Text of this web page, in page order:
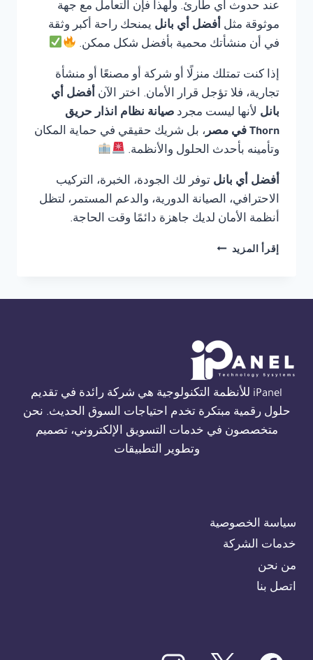
عند حدوث أي طارئ. ولهذا فإن التعامل مع جهة
موثوقة مثل أفضل أي بانل يمنحك راحة أكبر وثقة
في أن منشأتك محمية بأفضل شكل ممكن.
إذا كنت تمتلك منزلًا أو شركة أو مصنعًا أو منشأة
تجارية، فلا تؤجل قرار الأمان. اختر الآن أفضل أي
بانل لأنها ليست مجرد صيانة نظام انذار حريق
Thorn في مصر
، بل شريك حقيقي في حماية المكان
وتأمينه بأحدث الحلول والأنظمة.
أفضل أي بانل توفر لك الجودة، الخبرة، التركيب
الاحترافي، الصيانة الدورية، والدعم المستمر، لتظل
أنظمة الأمان لديك جاهزة دائمًا وقت الحاجة.
إقرأ المزيد صيانة
01554305486
iPanel للأنظمة التكنولوجية هي شركة رائدة في تقديم
حلول رقمية مبتكرة تخدم احتياجات السوق الحديث. نحن
متخصصون في خدمات التسويق الإلكتروني، تصميم
وتطوير التطبيقات
سياسة الخصوصية
خدمات الشركة
من نحن
اتصل بنا